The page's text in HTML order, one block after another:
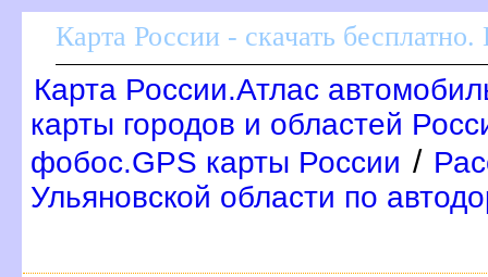
Карта России - скачать
Карта России.Атлас
карты городов и областей
фобос.GPS карты России /
Ульяновской области по